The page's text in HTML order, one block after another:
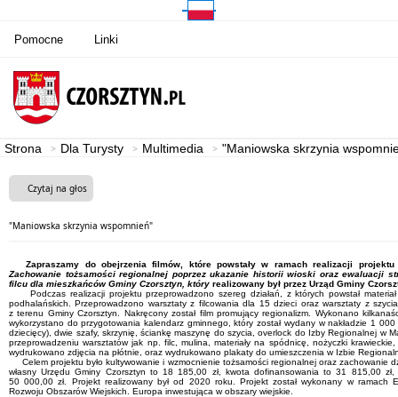
Pomocne Linki
Strona Dla Turysty Multimedia "Maniowska skrzynia
Czytaj na głos
"Maniowska skrzynia wspomnień"
Zapraszamy do obejrzenia filmów, które powstały w ramach realizacji
Zachowanie tożsamości regionalnej poprzez ukazanie historii wioski oraz ewaluacji
filcu dla mieszkańców Gminy Czorsztyn, który realizowany był przez Urząd Gminy
Podczas realizacji projektu przeprowadzono szereg działań, z których powstał
podhalańskich. Przeprowadzono warsztaty z filcowania dla 15 dzieci oraz warsztaty z
z terenu Gminy Czorsztyn. Nakręcony został film promujący regionalizm. Wykonano
wykorzystano do przygotowania kalendarz gminnego, który został wydany w nakładzie 1
dziecięcy), dwie szafy, skrzynię, ściankę maszynę do szycia, overlock do Izby Regionalnej w
przeprowadzeniu warsztatów jak np. filc, mulina, materiały na spódnicę, nożyczki
wydrukowano zdjęcia na płótnie, oraz wydrukowano plakaty do umieszczenia w Izbie
Celem projektu było kultywowanie i wzmocnienie tożsamości regionalnej oraz zachowanie
własny Urzędu Gminy Czorsztyn to 18 185,00 zł, kwota dofinansowania to 31 815,00 zł,
50 000,00 zł. Projekt realizowany był od 2020 roku. Projekt został wykonany w ramach
Rozwoju Obszarów Wiejskich. Europa inwestująca w obszary wiejskie.